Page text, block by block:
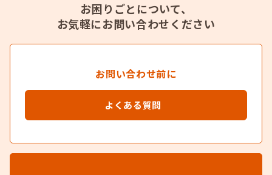
お困りごとについて、
お気軽にお問い合わせください
お問い合わせ前に
よくある質問